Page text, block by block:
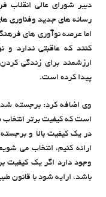
دبیر شورای عالی انقلاب
رسانه های جدید وفناوری
اما عرصه نوآوری های
کنند که عاقبتی ندارد و
ارزشمند برای زندگی
پیدا کرده است.
وی اضافه کرد: برجسته
است که کیفیت برتر انتخاب
در یک کیفیت بالا و
ارائه کنیم، انتخاب می
وجود دارد اگر یک کیفیت
باشد، ارایه شود با قانون